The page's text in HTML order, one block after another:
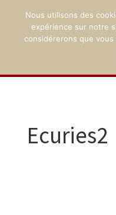
Ecuries2
Nous utilisons des
expérience sur notre
considérerons que